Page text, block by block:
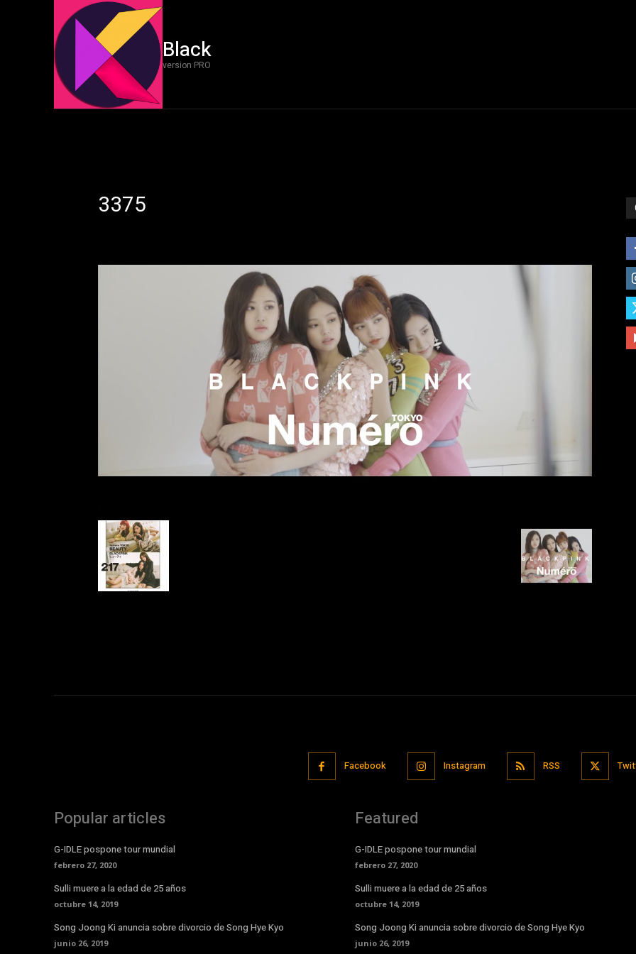
Black
version PRO
3375
Facebook Instagram RSS
Popular articles
G-IDLE pospone tour mundial
febrero 27, 2020
Sulli muere a la edad de 25 años
octubre 14, 2019
Song Joong Ki anuncia sobre divorcio de Song Hye Kyo
junio 26, 2019
Featured
G-IDLE pospone tour mundial
febrero 27, 2020
Sulli muere a la edad de 25 años
octubre 14, 2019
Song Joong Ki anuncia sobre divorcio de Song Hye Kyo
junio 26, 2019